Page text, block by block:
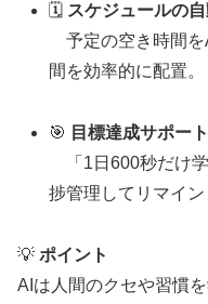
🗓️ スケジュールの
予定の空き時間を
間を効率的に配置。
🎯 目標達成サポート
「1日600秒だけ
捗管理してリマイン
💡 ポイント
AIは人間のクセや習慣